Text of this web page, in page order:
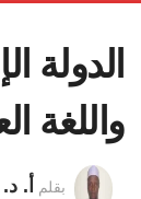
الدولة
واللغة
بقلم أ.